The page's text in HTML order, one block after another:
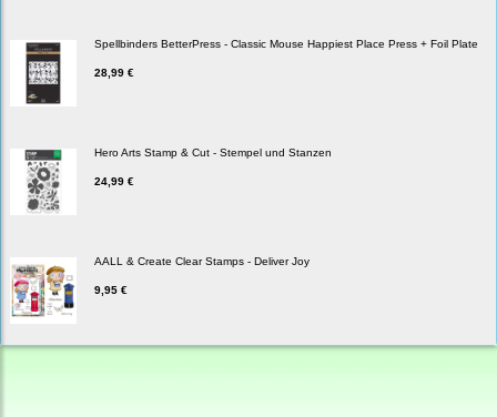
Spellbinders BetterPress - Classic Mouse Happiest Place Press + Foil Plate
28,99 €
Hero Arts Stamp & Cut - Stempel und Stanzen
24,99 €
AALL & Create Clear Stamps - Deliver Joy
9,95 €